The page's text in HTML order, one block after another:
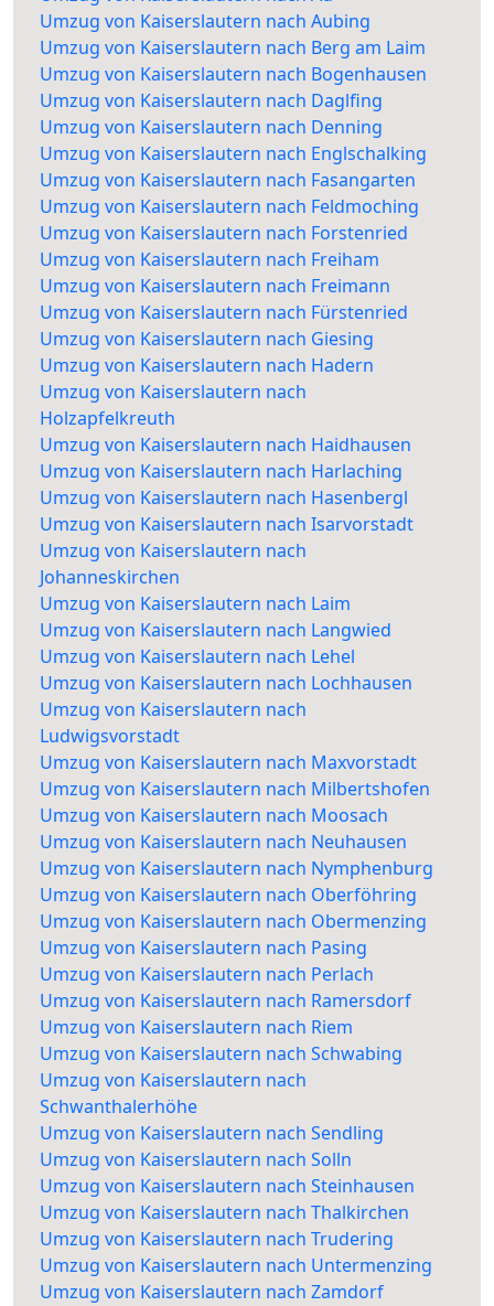
Umzug von Kaiserslautern nach Aubing
Umzug von Kaiserslautern nach Berg am Laim
Umzug von Kaiserslautern nach Bogenhausen
Umzug von Kaiserslautern nach Daglfing
Umzug von Kaiserslautern nach Denning
Umzug von Kaiserslautern nach Englschalking
Umzug von Kaiserslautern nach Fasangarten
Umzug von Kaiserslautern nach Feldmoching
Umzug von Kaiserslautern nach Forstenried
Umzug von Kaiserslautern nach Freiham
Umzug von Kaiserslautern nach Freimann
Umzug von Kaiserslautern nach Fürstenried
Umzug von Kaiserslautern nach Giesing
Umzug von Kaiserslautern nach Hadern
Umzug von Kaiserslautern nach
Holzapfelkreuth
Umzug von Kaiserslautern nach Haidhausen
Umzug von Kaiserslautern nach Harlaching
Umzug von Kaiserslautern nach Hasenbergl
Umzug von Kaiserslautern nach Isarvorstadt
Umzug von Kaiserslautern nach
Johanneskirchen
Umzug von Kaiserslautern nach Laim
Umzug von Kaiserslautern nach Langwied
Umzug von Kaiserslautern nach Lehel
Umzug von Kaiserslautern nach Lochhausen
Umzug von Kaiserslautern nach
Ludwigsvorstadt
Umzug von Kaiserslautern nach Maxvorstadt
Umzug von Kaiserslautern nach Milbertshofen
Umzug von Kaiserslautern nach Moosach
Umzug von Kaiserslautern nach Neuhausen
Umzug von Kaiserslautern nach Nymphenburg
Umzug von Kaiserslautern nach Oberföhring
Umzug von Kaiserslautern nach Obermenzing
Umzug von Kaiserslautern nach Pasing
Umzug von Kaiserslautern nach Perlach
Umzug von Kaiserslautern nach Ramersdorf
Umzug von Kaiserslautern nach Riem
Umzug von Kaiserslautern nach Schwabing
Umzug von Kaiserslautern nach
Schwanthalerhöhe
Umzug von Kaiserslautern nach Sendling
Umzug von Kaiserslautern nach Solln
Umzug von Kaiserslautern nach Steinhausen
Umzug von Kaiserslautern nach Thalkirchen
Umzug von Kaiserslautern nach Trudering
Umzug von Kaiserslautern nach Untermenzing
Umzug von Kaiserslautern nach Zamdorf